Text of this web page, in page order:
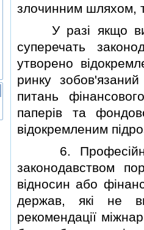
злочинним шляхом,
У разi якщо
суперечать
утворено
ринку
питань
паперiв та
вiдокремленим
6. Професiйний
законодавством
вiдносин або
держав, якi не
рекомендацiї